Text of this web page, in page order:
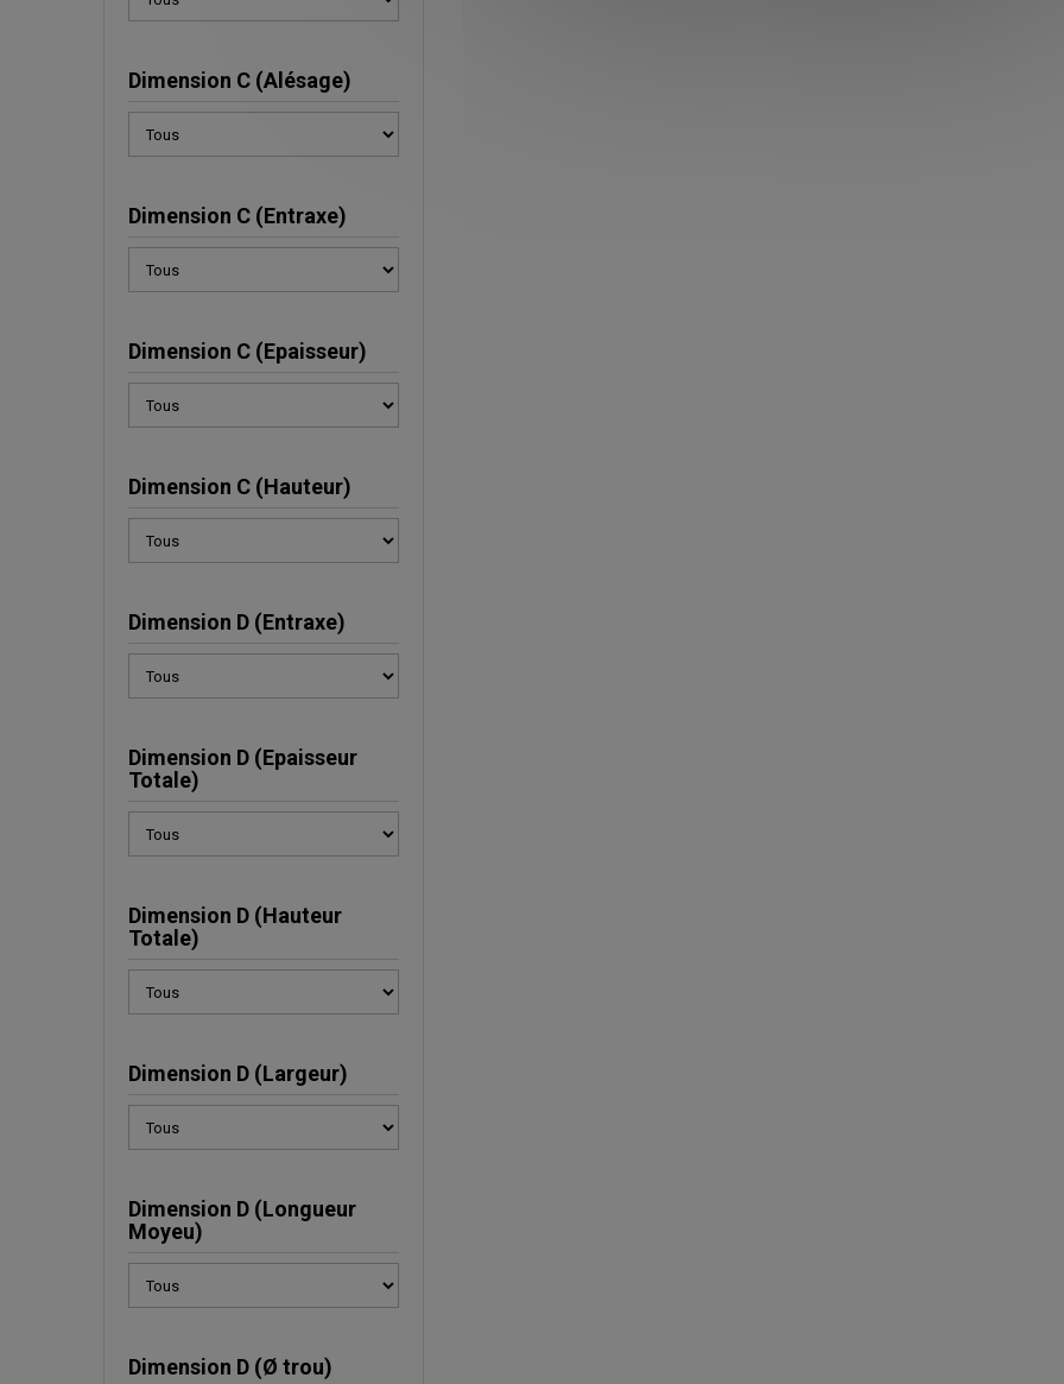
Dimension C (Alésage)
Dimension C (Entraxe)
Dimension C (Epaisseur)
Dimension C (Hauteur)
Dimension D (Entraxe)
Dimension D (Epaisseur
Totale)
Dimension D (Hauteur
Totale)
Dimension D (Largeur)
Dimension D (Longueur
Moyeu)
Dimension D (Ø trou)